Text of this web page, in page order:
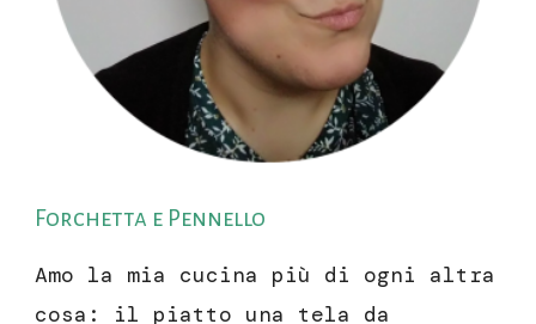
Forchetta e Pennello
Amo la mia cucina più di ogni altra
cosa: il piatto una tela da